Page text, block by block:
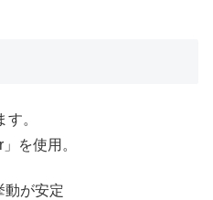
。
を使用。
動が安定